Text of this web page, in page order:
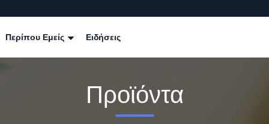
Περίπου Εμείς Ειδήσεις
Προϊόντα